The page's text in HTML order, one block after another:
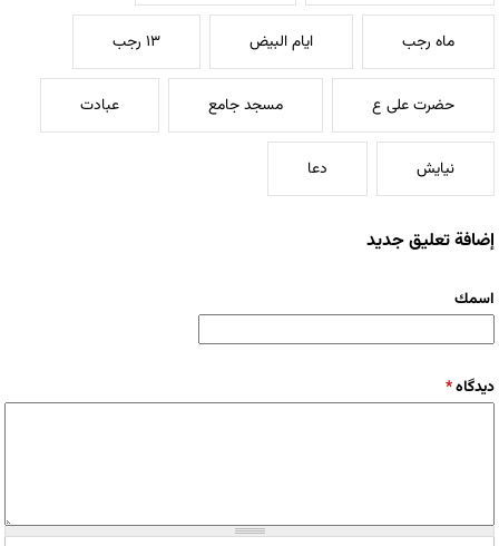
ماه رجب ایام البیض ۱۳ رجب
حضرت علی ع مسجد جامع عبادت
نیایش دعا
إضافة تعليق جديد
‏اسمك ‏
‏دیدگاه ‏*